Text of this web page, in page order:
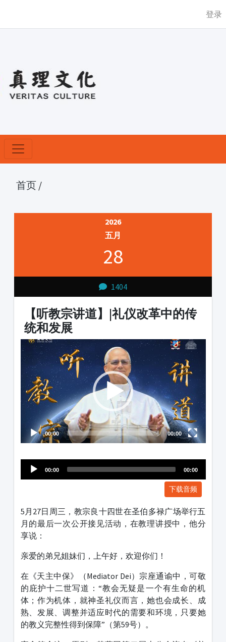
登录
首页 /
2026
五月
28
1404
【听教宗讲道】|礼仪改革中的传
统和发展
Video
Player
00:00 00:00
Audio
Player
00:00 00:00
下载音频
5月27日周三，教宗良十四世在圣伯多禄广场举行五
月的最后一次公开接见活动，在教理讲授中，他分
享说：
亲爱的弟兄姐妹们，上午好，欢迎你们！
在《天主中保》（Mediator Dei）宗座通谕中，可敬
的庇护十二世写道：“教会无疑是一个有生命的机
体；作为机体，就神圣礼仪而言，她也会成长、成
熟、发展、调整并适应时代的需要和环境，只要她
的教义完整性得到保障”（第59号）。